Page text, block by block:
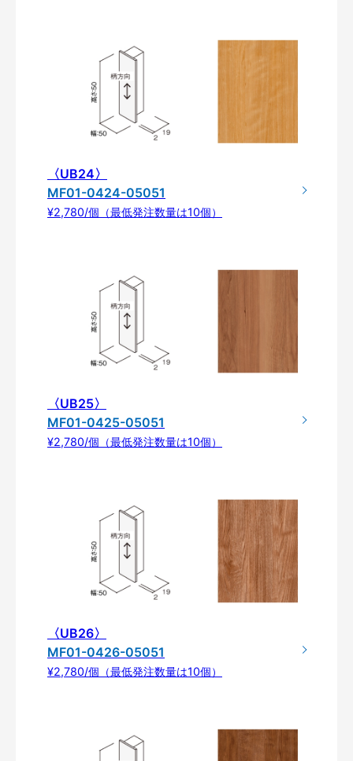
〈UB24〉
MF01-0424-05051
¥2,780/個（最低発注数量は10個）
〈UB25〉
MF01-0425-05051
¥2,780/個（最低発注数量は10個）
〈UB26〉
MF01-0426-05051
¥2,780/個（最低発注数量は10個）